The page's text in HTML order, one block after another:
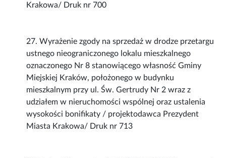
Krakowa/ Druk nr 700
27. Wyrażenie zgody na sprzedaż w drodze przetargu
ustnego nieograniczonego lokalu mieszkalnego
oznaczonego Nr 8 stanowiącego własność Gminy
Miejskiej Kraków, położonego w budynku
mieszkalnym przy ul. Św. Gertrudy Nr 2 wraz z
udziałem w nieruchomości wspólnej oraz ustalenia
wysokości bonifikaty / projektodawca Prezydent
Miasta Krakowa/ Druk nr 713